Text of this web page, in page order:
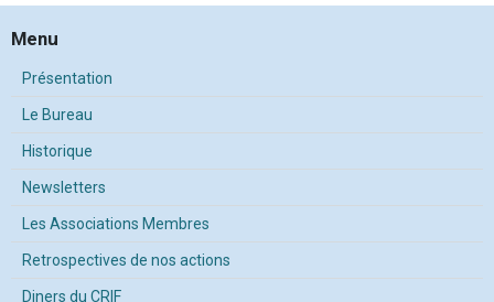
Menu
Présentation
Le Bureau
Historique
Newsletters
Les Associations Membres
Retrospectives de nos actions
Diners du CRIF